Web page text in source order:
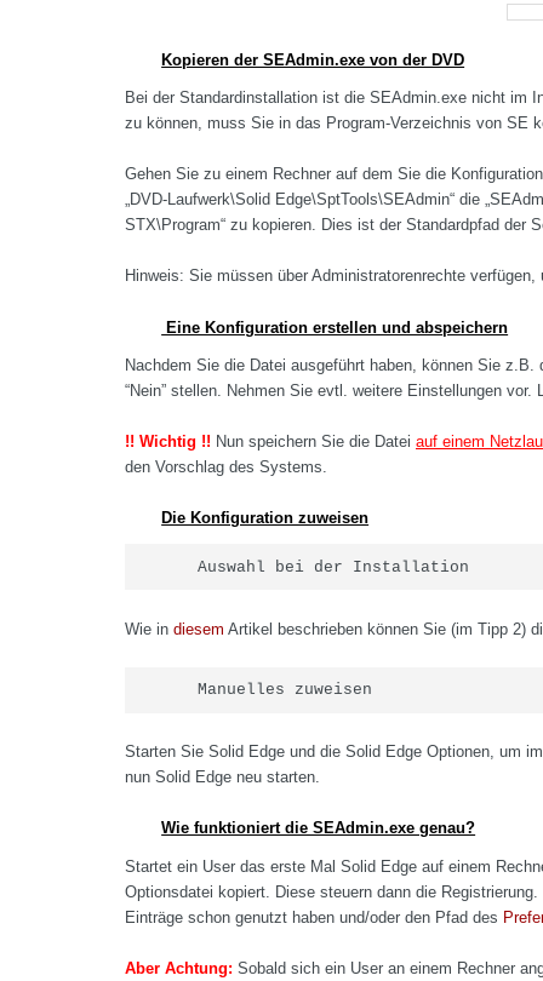
Kopieren der SEAdmin.exe von der DVD
Bei der Standardinstallation ist die SEAdmin.exe nicht im
zu können, muss Sie in das Program-Verzeichnis von SE
Gehen Sie zu einem Rechner auf dem Sie die
„DVD-Laufwerk\Solid Edge\SptTools\SEAdmin“ die
STX\Program“ zu kopieren. Dies ist der Standardpfad der
Hinweis: Sie müssen über Administratorenrechte
Eine Konfiguration erstellen und abspeichern
Nachdem Sie die Datei ausgeführt haben, können Sie
“Nein” stellen. Nehmen Sie evtl. weitere Einstellungen
!! Wichtig !! Nun speichern Sie die Dateiauf einem
den Vorschlag des Systems.
Die Konfiguration zuweisen
Auswahl bei der Installation
Wie indiesem Artikel beschrieben können Sie (im Tipp 2)
Manuelles zuweisen
Starten Sie Solid Edge und die Solid Edge Optionen, um
nun Solid Edge neu starten.
Wie funktioniert die SEAdmin.exe genau?
Startet ein User das erste Mal Solid Edge auf einem
Optionsdatei kopiert. Diese steuern dann die
Einträge schon genutzt haben und/oder den Pfad des
Aber Achtung: Sobald sich ein User an einem Rechner